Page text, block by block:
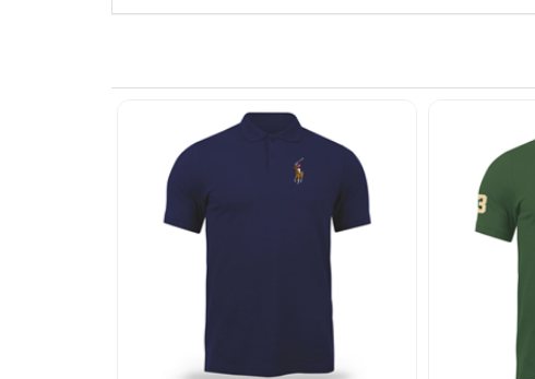
روزمره هماهنگ کنید. اگر به استایل نیمه‌رسمی
سال هم می‌توانید پولوشرت جودون مشکی لاکوست
شما عمق می‌دهد.
است. با توجه به آستین کوتاه بودن، در فصل‌های گرم
باعث می‌شود پس از ساعت‌ها استفاده همچنان ظاهر خود
لباس‌های همرنگ بشویید تا از ایجاد رد یا کدر شدن
با رعایت این نکات، پولوشرت جودون مشکی لاکوست